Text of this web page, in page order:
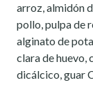
arroz, almidón
pollo, pulpa de
alginato de
clara de huevo,
dicálcico, guar